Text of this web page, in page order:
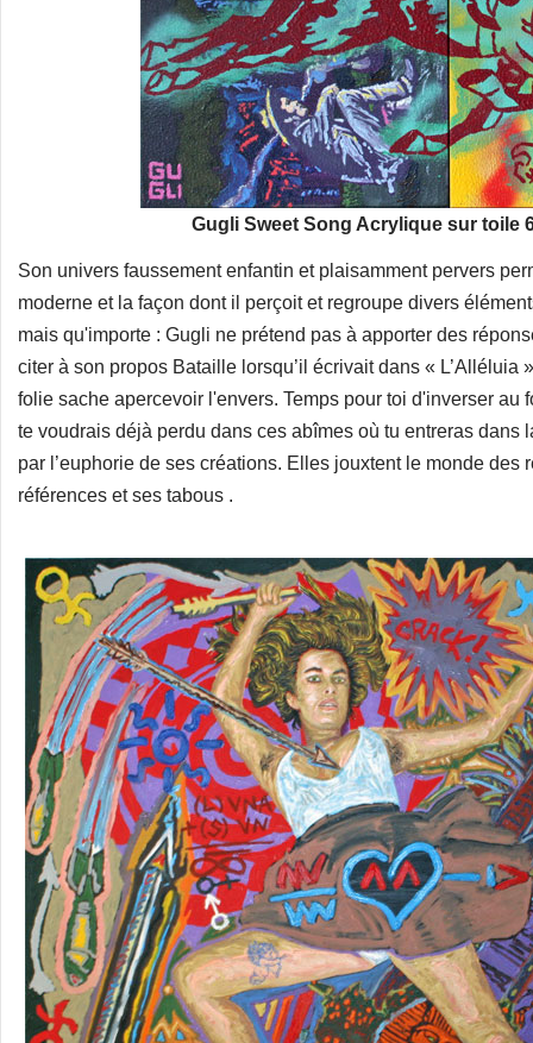
Gugli Sweet Song Acrylique sur toile
Son univers faussement enfantin et plaisamment pervers
moderne et la façon dont il perçoit et regroupe divers
mais qu'importe : Gugli ne prétend pas à apporter des
citer à son propos Bataille lorsqu’il écrivait dans «
folie sache apercevoir l'envers. Temps pour toi d'inverser
te voudrais déjà perdu dans ces abîmes où tu entreras dans
par l’euphorie de ses créations. Elles jouxtent le monde
références et ses tabous .